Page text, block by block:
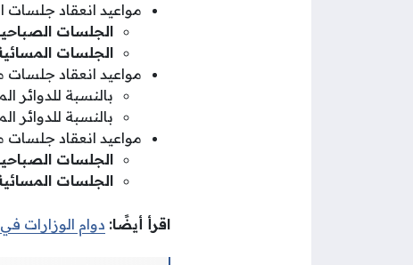
مواعيد انعقاد جلسات
الجلسات
الجلسات
مواعيد انعقاد جلسات محاكم
بالنسبة للدوائر المنعقدة في تمام
بالنسبة للدوائر المنعقدة في تمام
مواعيد انعقاد جلسات محكمة
الجلسات
الجلسات
اقرأ أيضًا: دوام الوزارات